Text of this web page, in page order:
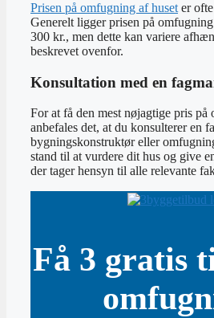
Prisen på omfugning af huset er
Generelt ligger prisen på
300 kr., men dette kan variere
beskrevet ovenfor.
Konsultation med en
For at få den mest nøjagtige pris på
anbefales det, at du konsulterer en
bygningskonstruktør eller
stand til at vurdere dit hus og give
der tager hensyn til alle relevante
Få 3 gratis